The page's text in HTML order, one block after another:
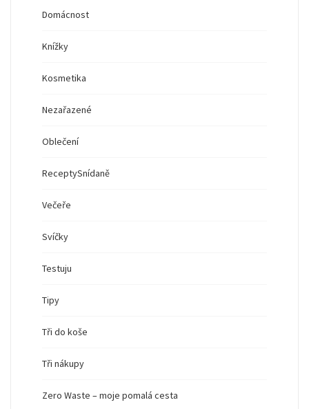
Domácnost
Knížky
Kosmetika
Nezařazené
Oblečení
ReceptySnídaně
Večeře
Svíčky
Testuju
Tipy
Tři do koše
Tři nákupy
Zero Waste – moje pomalá cesta